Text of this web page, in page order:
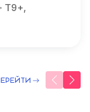
T9+,